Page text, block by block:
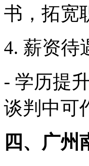
书，拓宽
4. 薪资待
- 学历提
谈判中可
四、广州